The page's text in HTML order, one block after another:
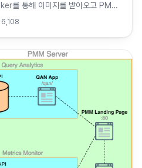
를 통해 이미지를 받아오고 PMM
…
6,108